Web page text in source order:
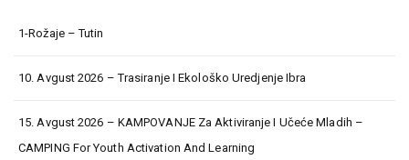
1-Rožaje – Tutin
10. Avgust 2026 – Trasiranje I Ekološko Uredjenje Ibra
15. Avgust 2026 – KAMPOVANJE Za Aktiviranje I Učeće Mladih –
CAMPING For Youth Activation And Learning